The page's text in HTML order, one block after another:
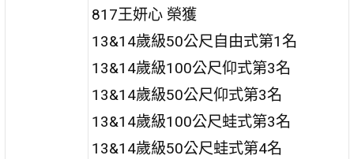
817王妍心 榮獲
13&14歲級50公尺自由式第1名
13&14歲級100公尺仰式第3名
13&14歲級50公尺仰式第3名
13&14歲級100公尺蛙式第3名
13&14歲級50公尺蛙式第4名